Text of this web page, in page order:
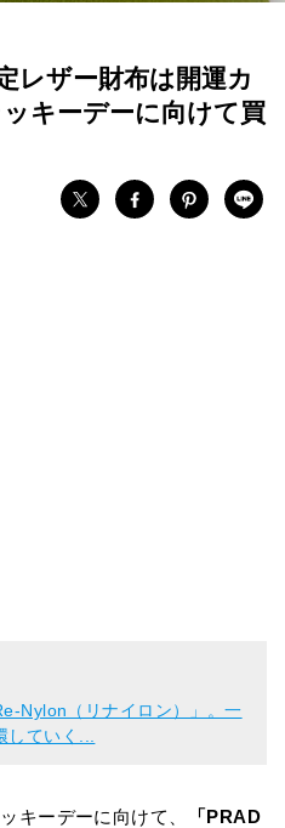
レザー財布は開運カ
キーデーに向けて買
Nylon（リナイロン）」。一
ていく...
キーデーに向けて、
「PRAD